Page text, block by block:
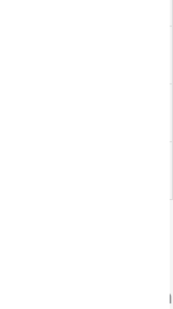
unter der
0561 115, aus dem